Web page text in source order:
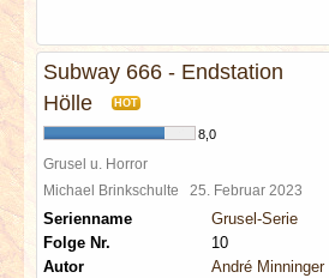
Subway 666 - Endstation
Hölle
HOT
8,0
Grusel u. Horror
Michael Brinkschulte 25. Februar 2023
Serienname
Grusel-Serie
Folge Nr.
10
Autor
André Minninger